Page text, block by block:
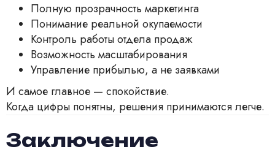
Полную прозрачность маркетинга
Понимание реальной окупаемости
Контроль работы отдела продаж
Возможность масштабирования
Управление прибылью, а не заявками
И самое главное — спокойствие.
Когда цифры понятны, решения принимаются легче.
Заключение